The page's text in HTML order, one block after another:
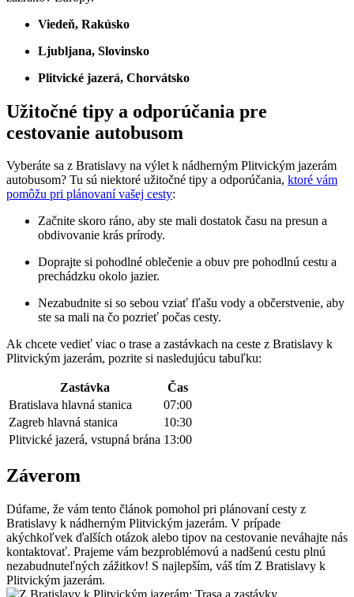
Viedeň, Rakúsko
Ljubljana, Slovinsko
Plitvické jazerá, Chorvátsko
Užitočné tipy a odporúčania pre
cestovanie autobusom
Vyberáte sa z Bratislavy na výlet k nádherným Plitvickým jazerám
autobusom? Tu sú niektoré užitočné tipy a odporúčania, ktoré vám
pomôžu pri plánovaní vašej cesty:
Začnite skoro ráno, aby ste mali dostatok času na presun a
obdivovanie krás prírody.
Doprajte si pohodlné oblečenie a obuv pre pohodlnú cestu a
prechádzku okolo jazier.
Nezabudnite si so sebou vziať fľašu vody a občerstvenie, aby
ste sa mali na čo pozrieť počas cesty.
Ak chcete vedieť viac o trase a zastávkach na ceste z Bratislavy k
Plitvickým jazerám, pozrite si nasledujúcu tabuľku:
Zastávka
Čas
Bratislava hlavná stanica
07:00
Zagreb hlavná stanica
10:30
Plitvické jazerá, vstupná brána 13:00
Záverom
Dúfame, že vám tento článok pomohol pri plánovaní cesty z
Bratislavy k nádherným Plitvickým jazerám. V prípade
akýchkoľvek ďalších otázok alebo tipov na cestovanie neváhajte nás
kontaktovať. Prajeme vám bezproblémovú a nadšenú cestu plnú
nezabudnuteľných zážitkov! S najlepším, váš tím Z Bratislavy k
Plitvickým jazerám.